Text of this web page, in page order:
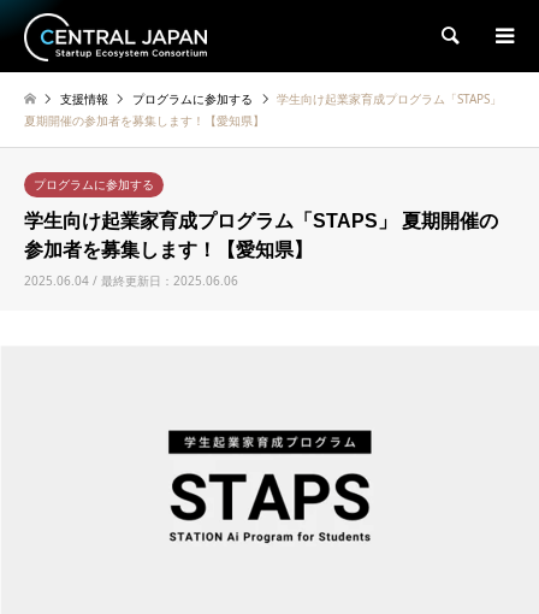
検索
支援情報 プログラムに参加する
学生向け起業家育成プログラム「STAPS」
夏期開催の参加者を募集します！【愛知県】
プログラムに参加する
学生向け起業家育成プログラム「STAPS」 夏期開催の
参加者を募集します！【愛知県】
2025.06.04 / 最終更新日：2025.06.06